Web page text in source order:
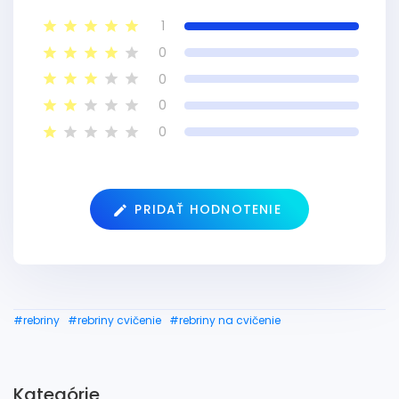
1
0
0
0
0
PRIDAŤ HODNOTENIE
#rebriny #rebriny cvičenie #rebriny na cvičenie